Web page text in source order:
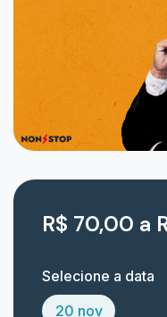
R$ 70,00 a
Selecione a data
20 nov